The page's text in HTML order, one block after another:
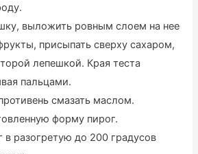
выложить ровным слоем на нее
присыпать сверху сахаром,
лепешкой. Края теста
пальцами.
смазать маслом.
форму пирог.
разогретую до 200 градусов